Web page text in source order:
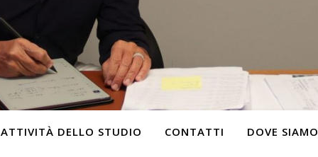
ATTIVITÀ DELLO STUDIO CONTATTI DOVE SIAMO